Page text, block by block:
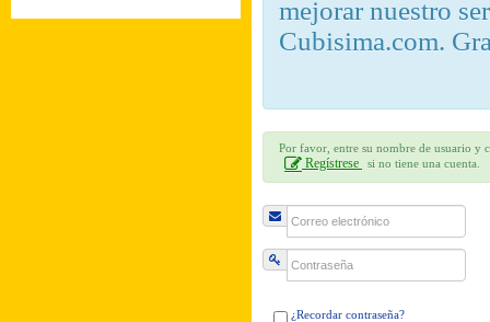
mejorar nuestro
Cubisima.com.
Por favor, entre su nombre de usuario y
Regístrese si no tiene una cuenta.
¿Recordar contraseña?